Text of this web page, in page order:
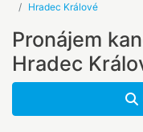
Hradec Králové
Pronájem
Hradec